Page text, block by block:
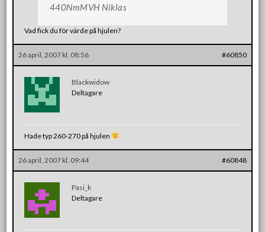
440NmMVH Niklas
Vad fick du för värde på hjulen?
26 april, 2007 kl. 08:56 #60850
Blackwidow
Deltagare
Hade typ 260-270 på hjulen
26 april, 2007 kl. 09:44 #60848
Pasi_k
Deltagare